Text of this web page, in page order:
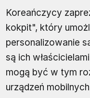
Koreańczycy
kokpit", który
personalizowanie
są ich
mogą być w tym
urządzeń